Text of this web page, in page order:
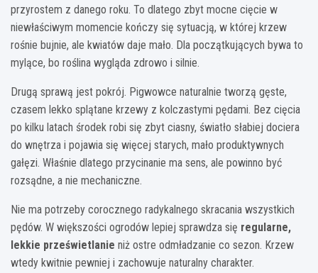
przyrostem z danego roku. To dlatego zbyt mocne cięcie w
niewłaściwym momencie kończy się sytuacją, w której krzew
rośnie bujnie, ale kwiatów daje mało. Dla początkujących bywa to
mylące, bo roślina wygląda zdrowo i silnie.
Drugą sprawą jest pokrój. Pigwowce naturalnie tworzą gęste,
czasem lekko splątane krzewy z kolczastymi pędami. Bez cięcia
po kilku latach środek robi się zbyt ciasny, światło słabiej dociera
do wnętrza i pojawia się więcej starych, mało produktywnych
gałęzi. Właśnie dlatego przycinanie ma sens, ale powinno być
rozsądne, a nie mechaniczne.
Nie ma potrzeby corocznego radykalnego skracania wszystkich
pędów. W większości ogrodów lepiej sprawdza się regularne,
lekkie prześwietlanie niż ostre odmładzanie co sezon. Krzew
wtedy kwitnie pewniej i zachowuje naturalny charakter.